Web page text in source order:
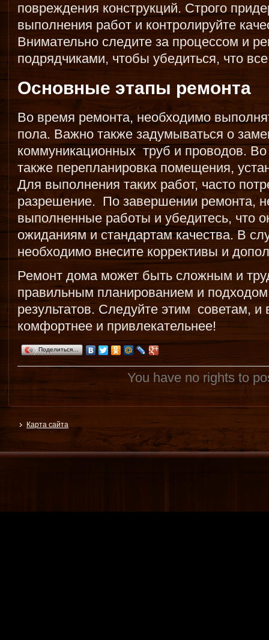
повреждения конструкций. Строго
выполнения работ и контролируйте
Внимательно следите за процессом и
подрядчиками, чтобы убедиться, что
Основные этапы ремонта
Во время ремонта, необходимо
пола. Важно также задумываться о
коммуникационных труб и проводов.
также перепланировка помещения,
Для выполнения таких работ, часто
разрешение. По завершении ремонта,
выполненные работы и убедитесь, что
ожиданиям и стандартам качества. В
необходимо внесите коррективы и
Ремонт дома может быть сложным и
правильным планированием и
результатов. Следуйте этим советам,
комфортнее и привлекательнее!
Поделиться…
You have no rights to
Карта сайта